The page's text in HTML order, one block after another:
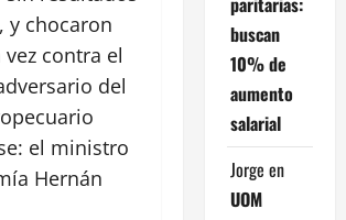
y chocaron
contra el
del
el ministro
Hernán
buscan
10% de
aumento
salarial
Jorge en
UOM